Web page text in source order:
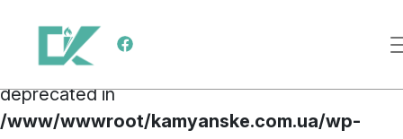
Deprecated
: preg_replace(): Passing null to
parameter #3 ($subject) of type array|string is
deprecated in
/www/wwwroot/kamyanske.com.ua/wp-
Меню навигации